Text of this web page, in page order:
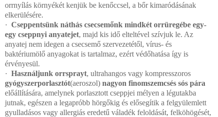
orrnyílás környékét kenjük be kenőccsel, a bőr kimaródásának
elkerülésére.
· Cseppentsünk náthás csecsemőnk mindkét orrüregébe egy-
egy cseppnyi anyatejet, majd kis idő elteltével szívjuk le. Az
anyatej nem idegen a csecsemő szervezetétől, vírus- és
baktériumölő anyagokat is tartalmaz, ezért védőhatása így is
érvényesül.
· Használjunk orrsprayt, ultrahangos vagy kompresszoros
gyógyszerporlasztót(aeroszol) nagyon finomszemcsés sós pára
előállítására, amelynek porlasztott cseppjei mélyen a légutakba
jutnak, egészen a legapróbb hörgőkig és elősegítik a felgyülemlett
gyulladásos vagy allergiás eredetű váladék feloldását, felköhögését,